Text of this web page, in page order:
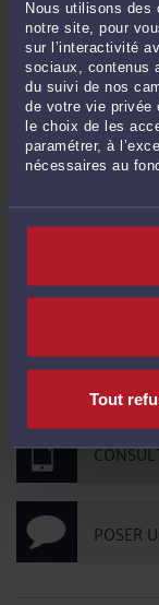
Nous utilisons des
notre site, pour
sur l’interactivité
sociaux, contenus
du suivi de nos
de votre vie privée
le choix de les
paramétrer, à
nécessaires au
Tout
déjeuner débat du 17
DEJEUNER DEBAT qui
avocats du cabinet
suite >
POSER